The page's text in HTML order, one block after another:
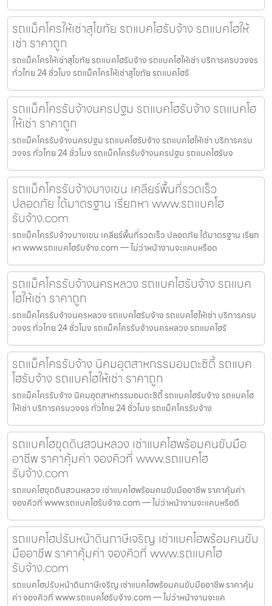
รถแม็คโครให้เช่าสุโขทัย รถแบคโฮรับจ้าง รถแบคโฮให้
เช่า ราคาถูก
รถแม็คโครให้เช่าสุโขทัย รถแบคโฮรับจ้าง รถแบคโฮให้เช่า บริการครบวงจร
ทั่วไทย 24 ชั่วโมง รถแม็คโครให้เช่าสุโขทัย รถแบคโฮรั
รถแม็คโครรับจ้างนครปฐม รถแบคโฮรับจ้าง รถแบคโฮ
ให้เช่า ราคาถูก
รถแม็คโครรับจ้างนครปฐม รถแบคโฮรับจ้าง รถแบคโฮให้เช่า บริการครบ
วงจร ทั่วไทย 24 ชั่วโมง รถแม็คโครรับจ้างนครปฐม รถแบคโฮรับจ
รถแม็คโครรับจ้างบางเขน เคลียร์พื้นที่รวดเร็ว
ปลอดภัย ได้มาตรฐาน เรียกหา www.รถแบคโฮ
รับจ้าง.com
รถแม็คโครรับจ้างบางเขน เคลียร์พื้นที่รวดเร็ว ปลอดภัย ได้มาตรฐาน เรียก
หา www.รถแบคโฮรับจ้าง.com — ไม่ว่าหน้างานจะแคบหรือด
รถแม็คโครรับจ้างนครหลวง รถแบคโฮรับจ้าง รถแบค
โฮให้เช่า ราคาถูก
รถแม็คโครรับจ้างนครหลวง รถแบคโฮรับจ้าง รถแบคโฮให้เช่า บริการครบ
วงจร ทั่วไทย 24 ชั่วโมง รถแม็คโครรับจ้างนครหลวง รถแบคโฮรั
รถแม็คโครรับจ้าง นิคมอุตสาหกรรมอมตะซิตี้ รถแบค
โฮรับจ้าง รถแบคโฮให้เช่า ราคาถูก
รถแม็คโครรับจ้าง นิคมอุตสาหกรรมอมตะซิตี้ รถแบคโฮรับจ้าง รถแบคโฮ
ให้เช่า บริการครบวงจร ทั่วไทย 24 ชั่วโมง รถแม็คโครรับจ้าง
รถแบคโฮขุดดินสวนหลวง เช่าแบคโฮพร้อมคนขับมือ
อาชีพ ราคาคุ้มค่า จองคิวที่ www.รถแบคโฮ
รับจ้าง.com
รถแบคโฮขุดดินสวนหลวง เช่าแบคโฮพร้อมคนขับมืออาชีพ ราคาคุ้มค่า
จองคิวที่ www.รถแบคโฮรับจ้าง.com — ไม่ว่าหน้างานจะแคบหรือดิ
รถแบคโฮปรับหน้าดินภาษีเจริญ เช่าแบคโฮพร้อมคนขับ
มืออาชีพ ราคาคุ้มค่า จองคิวที่ www.รถแบคโฮ
รับจ้าง.com
รถแบคโฮปรับหน้าดินภาษีเจริญ เช่าแบคโฮพร้อมคนขับมืออาชีพ ราคาคุ้ม
ค่า จองคิวที่ www.รถแบคโฮรับจ้าง.com — ไม่ว่าหน้างานจะแค